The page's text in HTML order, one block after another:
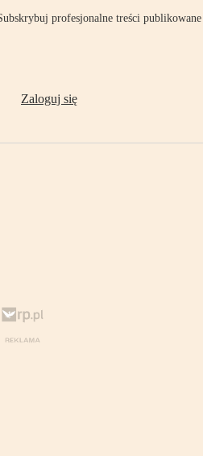
profesjonalne treści publikowane
Zaloguj się